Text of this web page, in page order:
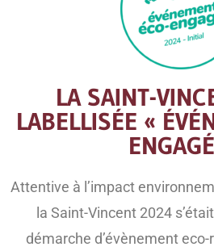
LA SAINT-
LABELLISÉE «
Attentive à l’impact
la Saint-Vincent 2024
démarche d’évènement